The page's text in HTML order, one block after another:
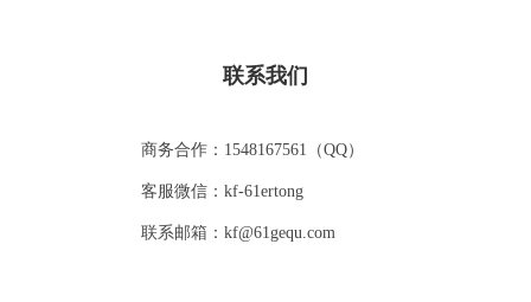
联系我们
商务合作：1548167561（QQ）
客服微信：kf-61ertong
联系邮箱：kf@61gequ.com